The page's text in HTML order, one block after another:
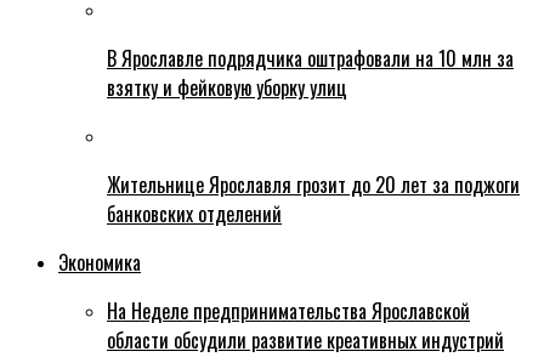
В Ярославле подрядчика оштрафовали на 10 млн за
взятку и фейковую уборку улиц
Жительнице Ярославля грозит до 20 лет за поджоги
банковских отделений
Экономика
На Неделе предпринимательства Ярославской
области обсудили развитие креативных индустрий